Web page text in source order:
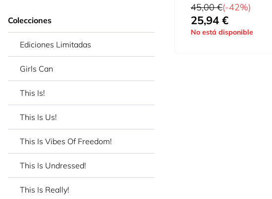
Colecciones
Ediciones Limitadas
Girls Can
This Is!
This Is Us!
This Is Vibes Of Freedom!
This Is Undressed!
This Is Really!
Precio habitual
45,00 €(-42%)
Precio especial
25,94 €
No está disponible